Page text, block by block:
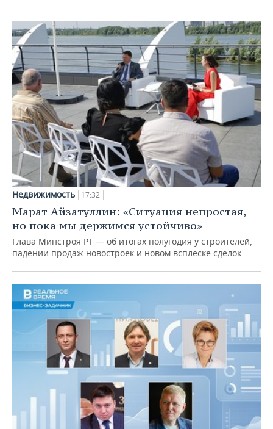
Недвижимость 17:32
Марат Айзатуллин: «Ситуация непростая,
но пока мы держимся устойчиво»
Глава Минстроя РТ — об итогах полугодия у строителей,
падении продаж новостроек и новом всплеске сделок